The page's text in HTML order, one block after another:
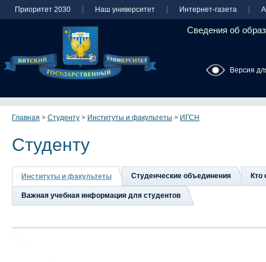
Приоритет 2030 Наш университет Интернет-газета
Сведения об
Версия
Главная > Студенту > Институты и факультеты > ИГСН
Студенту
Институты и факультеты Студенческие объединения Кто
Важная учебная информация для студентов